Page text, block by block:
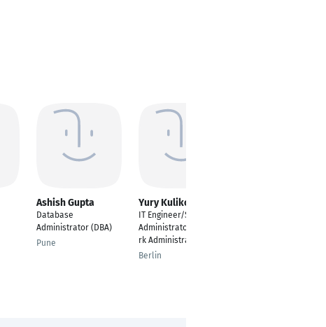
Ashish Gupta
Database
Administrator (DBA)
Pune
Yury Kulikov
IT Engineer/System
Administrator/Netzwe
rk Administrator
Berlin